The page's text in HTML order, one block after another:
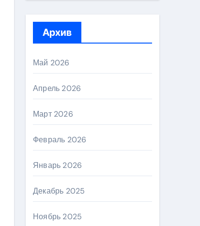
Архив
Май 2026
Апрель 2026
Март 2026
Февраль 2026
Январь 2026
Декабрь 2025
Ноябрь 2025